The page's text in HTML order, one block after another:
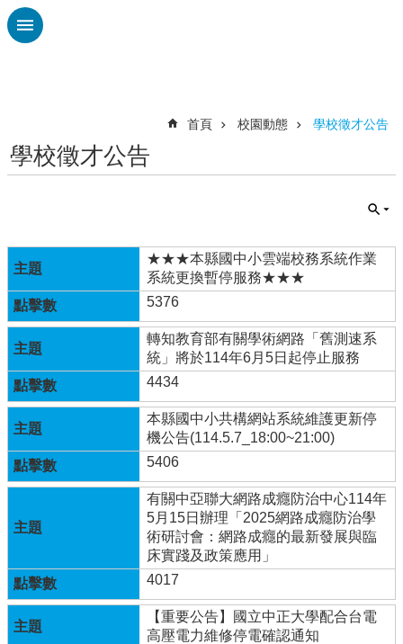
跳到主要內容區塊
校
雲
林
縣
教
育
處
總
體
課
程
計
115
年
度
學
生
首頁 校園動態 學校徵才公告
學校徵才公告
★★★本縣國中小雲端校務系統作業
系統更換暫停服務★★★
5376
轉知教育部有關學術網路「舊測速系
統」將於114年6月5日起停止服務
4434
本縣國中小共構網站系統維護更新停
機公告(114.5.7_18:00~21:00)
5406
有關中亞聯大網路成癮防治中心114年
5月15日辦理「2025網路成癮防治學
術研討會：網路成癮的最新發展與臨
床實踐及政策應用」
4017
【重要公告】國立中正大學配合台電
高壓電力維修停電確認通知